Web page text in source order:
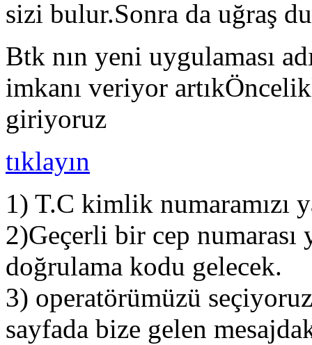
sizi bulur.Sonra da uğraş
Btk nın yeni uygulaması
imkanı veriyor
giriyoruz
tıklayın
1) T.C kimlik numaramızı
2)Geçerli bir cep numarası
doğrulama kodu gelecek.
3) operatörümüzü
sayfada bize gelen